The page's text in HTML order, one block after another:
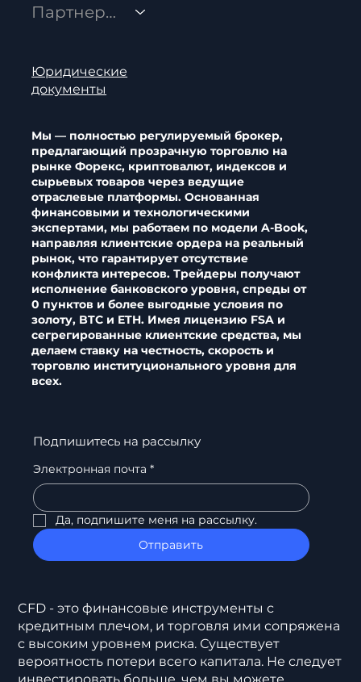
Акции
Юридические
Мы — полностью регулируемый брокер,
предлагающий прозрачную торговлю на
рынке Форекс, криптовалют, индексов и
сырьевых товаров через ведущие
отраслевые платформы. Основанная
финансовыми и технологическими
экспертами, мы работаем по модели A-Book,
направляя клиентские ордера на реальный
рынок, что гарантирует отсутствие
конфликта интересов. Трейдеры получают
исполнение банковского уровня, спреды от
0 пунктов и более выгодные условия по
золоту, BTC и ETH. Имея лицензию FSA и
сегрегированные клиентские средства, мы
делаем ставку на честность, скорость и
Подпишитесь на рассылку
Электронная почта
Да, подпишите меня на рассылку.
CFD - это финансовые инструменты с
кредитным плечом, и торговля ими сопряжена
с высоким уровнем риска. Существует